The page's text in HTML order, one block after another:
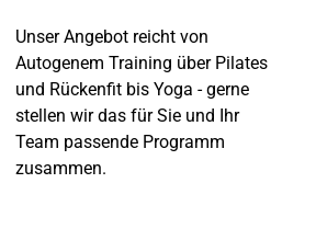
Unser Angebot reicht von
Autogenem Training über Pilates
und Rückenfit bis Yoga - gerne
stellen wir das für Sie und Ihr
Team passende Programm
zusammen.